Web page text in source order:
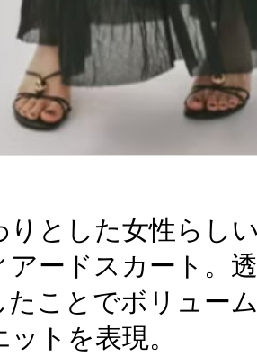
りとした女性らし
アードスカート。
たことでボリュー
トを表現。